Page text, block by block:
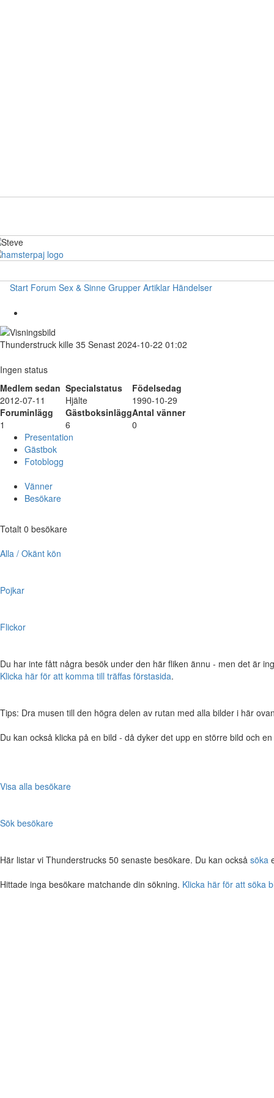
Start Forum Sex & Sinne Grupper Artiklar Händelser
Thunderstruck kille 35 Senast 2024-10-22 01:02
Ingen status
Medlem sedan Specialstatus
Födelsedag
2012-07-11
Hjälte
1990-10-29
Foruminlägg
GästboksinläggAntal vänner
1
6
0
Presentation
Gästbok
Fotoblogg
Vänner
Besökare
Totalt 0 besökare
Alla / Okänt kön
Pojkar
Flickor
Du har inte fått några besök under den här fliken ännu - men det är
Klicka här för att komma till träffas förstasida.
Tips: Dra musen till den högra delen av rutan med alla bilder i här
Du kan också klicka på en bild - då dyker det upp en större bild och
Visa alla besökare
Sök besökare
Här listar vi Thunderstrucks 50 senaste besökare. Du kan också söka
Hittade inga besökare matchande din sökning. Klicka här för att söka